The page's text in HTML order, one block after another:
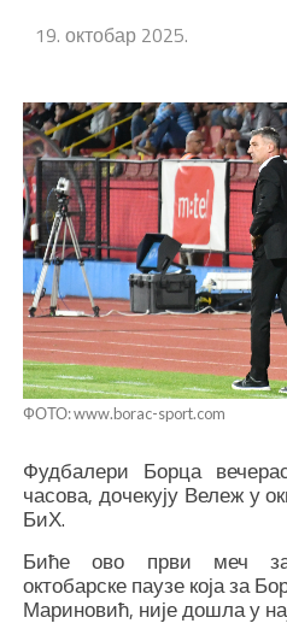
19. октобар 2025.
ФОТО: www.borac-sport.com
Фудбалери Борца
часова, дочекују Вележ у
БиХ.
Биће ово први меч за
октобарске паузе која за
Мариновић, није дошла у